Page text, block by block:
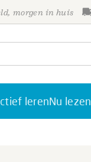
morgen in huis
lerenNu lezen